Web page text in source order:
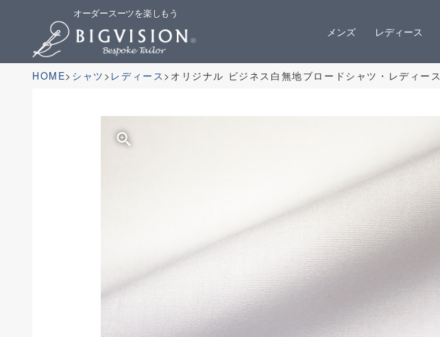
オーダースーツを楽しもう
メンズ レディース
HOME シャツ レディース オリジナル ビジネス白無地ブロードシャツ・レディース
zoom_in